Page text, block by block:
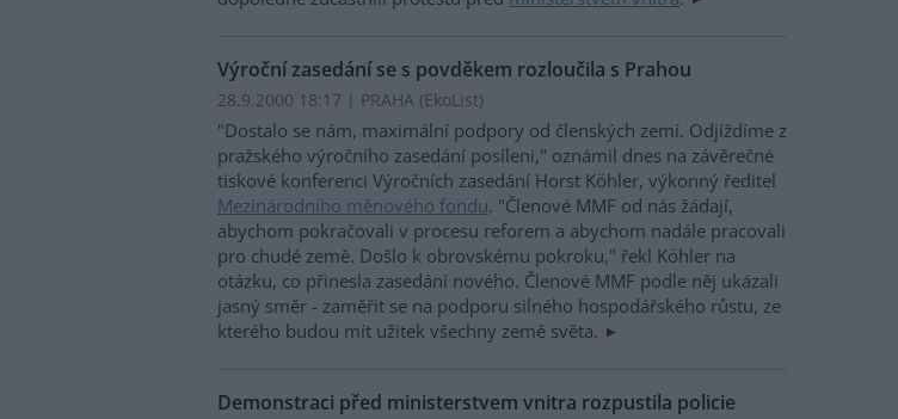
Výroční zasedání se s povděkem rozloučila s Prahou
28.9.2000 18:17 | PRAHA (EkoList)
"Dostalo se nám, maximální podpory od členských zemí. Odjíždíme z
pražského výročního zasedání posíleni," oznámil dnes na závěrečné
tiskové konferenci Výročních zasedání Horst Köhler, výkonný ředitel
Mezinárodního měnového fondu. "Členové MMF od nás žádají,
abychom pokračovali v procesu reforem a abychom nadále pracovali
pro chudé země. Došlo k obrovskému pokroku," řekl Köhler na
otázku, co přinesla zasedání nového. Členové MMF podle něj ukázali
jasný směr - zaměřit se na podporu silného hospodářského růstu, ze
kterého budou mít užitek všechny země světa.
Demonstraci před ministerstvem vnitra rozpustila policie